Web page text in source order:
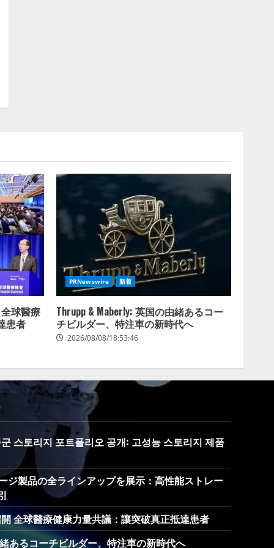
球醫療
患者
PRNewswire 新着
Thrupp & Maberly: 英国の由緒あるコー
チビルダー、特注車の新時代へ
2026/08/08/18:53:46
스토리지 포트폴리오 공개: 고성능 스토리지 제품
ジ製品の全ラインアップを展示：高性能ストレー
全球醫療健康力量共議：讓突破真正抵達患者
あるコーチビルダー、特注車の新時代へ